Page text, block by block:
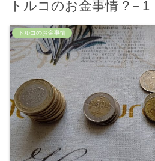
トルコのお金事情 ?－1
トルコのお金事情